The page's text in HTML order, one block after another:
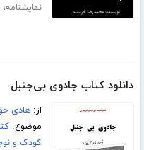
نمایشنامه،
دانلود کتاب جادوی بی‌جنبل
از:هادی
موضوع:
کودک و